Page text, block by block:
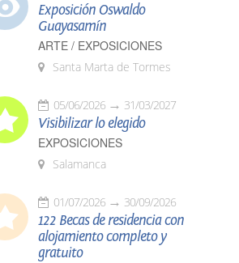
Exposición Oswaldo
Guayasamín
ARTE / EXPOSICIONES
Santa Marta de Tormes
05/06/2026 31/03/2027
Visibilizar lo elegido
EXPOSICIONES
Salamanca
01/07/2026 30/09/2026
122 Becas de residencia con
alojamiento completo y
gratuito